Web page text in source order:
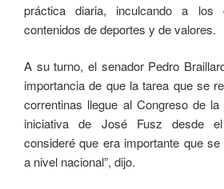
práctica diaria, inculcando a los
contenidos de deportes y de valores.
A su turno, el senador Pedro
importancia de que la tarea que se
correntinas llegue al Congreso de
iniciativa de José Fusz desde
consideré que era importante que
a nivel nacional”, dijo.